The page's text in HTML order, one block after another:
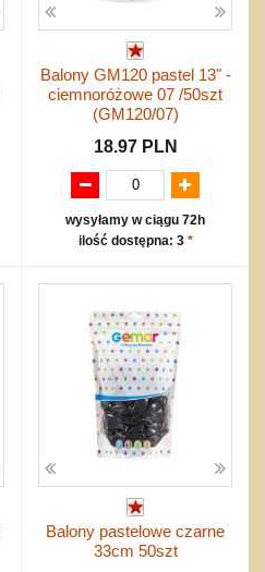
Balony GM120 pastel 13" -
ciemnoróżowe 07 /50szt
(GM120/07)
18.97 PLN
wysyłamy w ciągu 72h
ilość dostępna: 3 *
Balony pastelowe czarne
33cm 50szt